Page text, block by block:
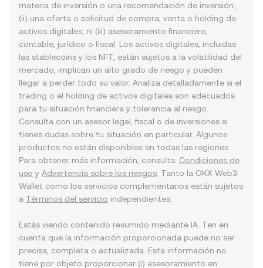
materia de inversión o una recomendación de inversión;
(ii) una oferta o solicitud de compra, venta o holding de
activos digitales; ni (iii) asesoramiento financiero,
contable, jurídico o fiscal. Los activos digitales, incluidas
las stablecoins y los NFT, están sujetos a la volatilidad del
mercado, implican un alto grado de riesgo y pueden
llegar a perder todo su valor. Analiza detalladamente si el
trading o el holding de activos digitales son adecuados
para tu situación financiera y tolerancia al riesgo.
Consulta con un asesor legal, fiscal o de inversiones si
tienes dudas sobre tu situación en particular. Algunos
productos no están disponibles en todas las regiones.
Para obtener más información, consulta: Condiciones de
uso y Advertencia sobre los riesgos . Tanto la OKX Web3
Wallet como los servicios complementarios están sujetos
a Términos del servicio independientes.
Estás viendo contenido resumido mediante IA. Ten en
cuenta que la información proporcionada puede no ser
precisa, completa o actualizada. Esta información no
tiene por objeto proporcionar (i) asesoramiento en